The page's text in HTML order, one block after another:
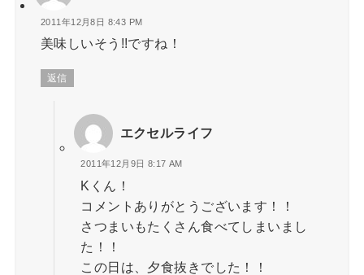
2011年12月8日 8:43 PM
美味しいそう!!ですね！
返信
エクセルライフ
2011年12月9日 8:17 AM
Kくん！
コメントありがとうございます！！
さつまいもたくさん食べてしまいまし
た！！
この日は、夕食抜きでした！！